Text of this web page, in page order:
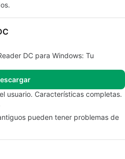
DC para Windows: Tu
usuario. Características completas.
pueden tener problemas de